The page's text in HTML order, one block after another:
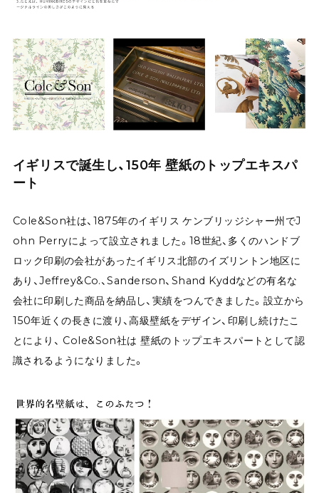
イギリスで誕生し、150年 壁紙のトップエキスパ
ート
Cole&Son社は、1875年のイギリス ケンブリッジシャー州でJ
ohn Perryによって設立されました。18世紀、多くのハンドブ
ロック印刷の会社があったイギリス北部のイズリントン地区に
あり、Jeffrey&Co.、Sanderson、Shand Kyddなどの有名な
会社に印刷した商品を納品し、実績をつんできました。設立から
150年近くの長きに渡り、高級壁紙をデザイン、印刷し続けたこ
とにより、 Cole&Son社は 壁紙のトップエキスパートとして認
識されるようになりました。